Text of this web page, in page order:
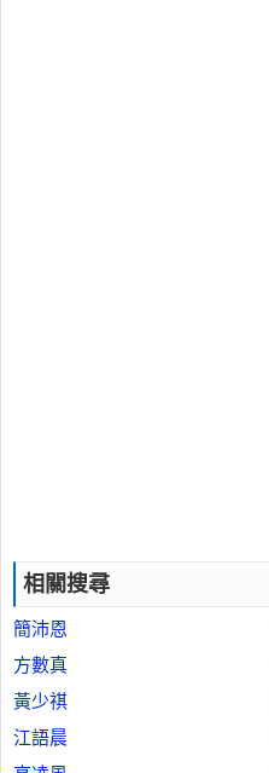
相關搜尋
簡沛恩
方數真
黃少祺
江語晨